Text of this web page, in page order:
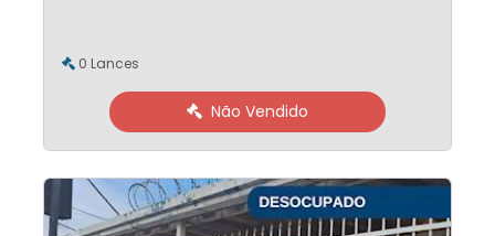
0 Lances
Não Vendido